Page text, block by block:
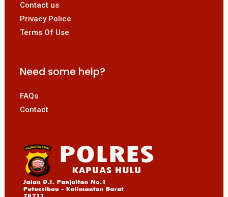
Contact us
Privacy Police
Terms Of Use
Need some help?
FAQs
Contact